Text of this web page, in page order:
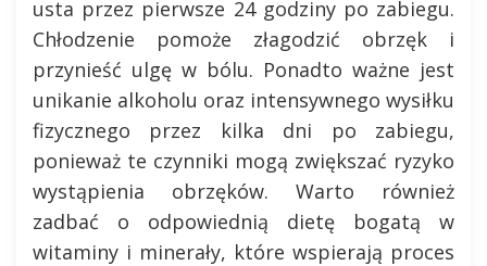
usta przez pierwsze 24 godziny po zabiegu.
Chłodzenie pomoże złagodzić obrzęk i
przynieść ulgę w bólu. Ponadto ważne jest
unikanie alkoholu oraz intensywnego wysiłku
fizycznego przez kilka dni po zabiegu,
ponieważ te czynniki mogą zwiększać ryzyko
wystąpienia obrzęków. Warto również
zadbać o odpowiednią dietę bogatą w
witaminy i minerały, które wspierają proces